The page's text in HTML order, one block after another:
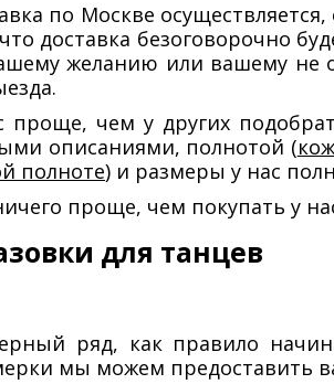
по Москве
доставка безоговорочно
желанию или вашему не
проще, чем у других
описаниями, полнотой (
полноте) и размеры у нас
проще, чем покупать у
для танцев
ряд, как правило
мы можем предоставить